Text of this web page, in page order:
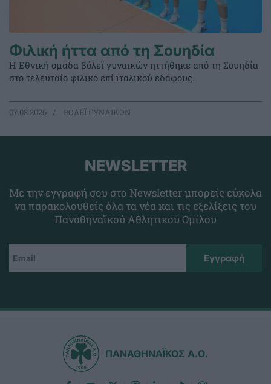
Φιλική ήττα από τη Σουηδία
Η Εθνική ομάδα βόλεϊ γυναικών ηττήθηκε από τη Σουηδία
στο τελευταίο φιλικό επί ιταλικού εδάφους.
07.08.2026 ΒΟΛΕΪ ΓΥΝΑΙΚΩΝ
NEWSLETTER
Με την εγγραφή σου στο Newsletter μπορείς εύκολα
να παρακολουθείς όλα τα νέα και τις εξελίξεις του
Παναθηναϊκού Αθλητικού Ομίλου
ΠΑΝΑΘΗΝΑΪΚΟΣ Α.Ο.